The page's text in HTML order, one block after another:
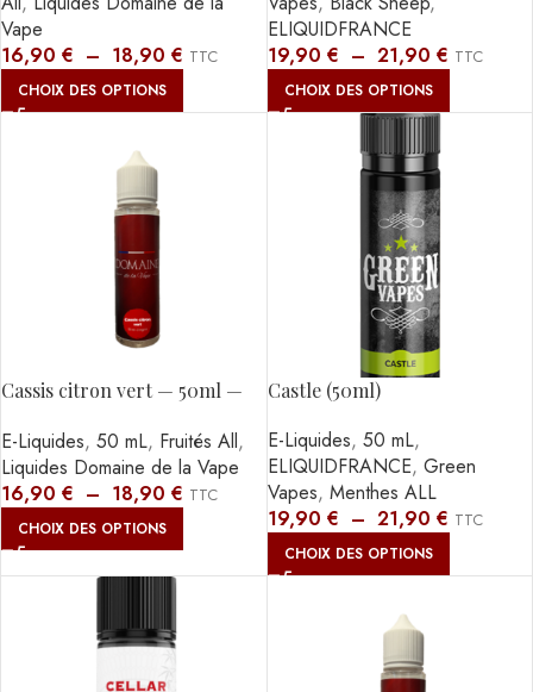
Vape
16,90 € – 18,90 € TTC
CHOIX DES OPTIONS
ELIQUIDFRANCE
19,90 € – 21,90 € TTC
CHOIX DES OPTIONS
Cassis citron vert — 50ml —
E-Liquides, 50 mL, Fruités All,
Liquides Domaine de la Vape
16,90 € – 18,90 € TTC
CHOIX DES OPTIONS
Castle (50ml)
E-Liquides, 50 mL,
ELIQUIDFRANCE, Green
Vapes, Menthes ALL
19,90 € – 21,90 € TTC
CHOIX DES OPTIONS